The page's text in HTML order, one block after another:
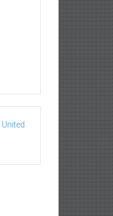
United